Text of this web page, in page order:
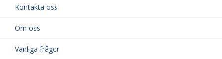
Kontakta oss
Om oss
Vanliga frågor